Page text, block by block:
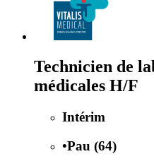
Technicien de
médicales H/F
Intérim
•Pau (64)